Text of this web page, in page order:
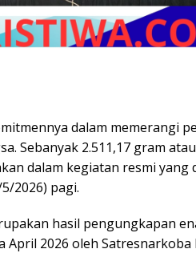
dalam memerangi
Sebanyak 2.511,17 gram
dalam kegiatan resmi yang
2026) pagi.
hasil pengungkapan
2026 oleh Satresnarkoba